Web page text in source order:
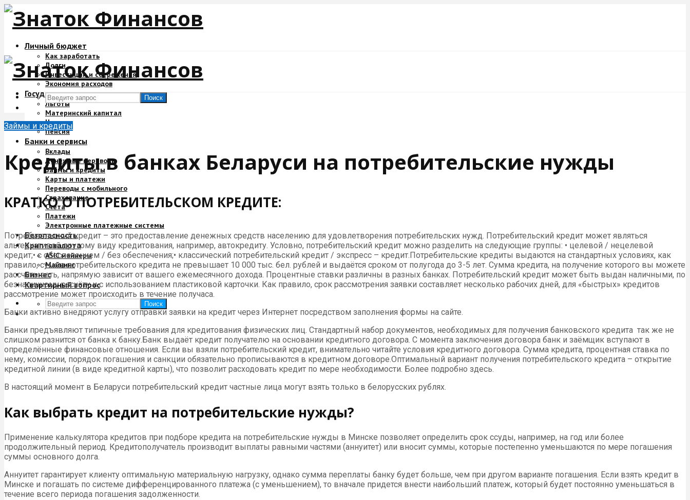
Личный бюджет
Как заработать
Долги
Инвестиции и сбережения
Экономия расходов
Государство и деньги
Льготы
Материнский капитал
Налоги
Пенсия
Банки и сервисы
Вклады
Денежные переводы
Займы и кредиты
Карты и платежи
Переводы с мобильного
Страхование
Счета
Платежи
Электронные платежные системы
Безопасность
Криптовалюта
ASIC майнеры
Майнинг
Бизнес
Квартирный вопрос
Поиск
Поиск
Займы и кредиты
Кредиты в банках Беларуси на потребительские нужды
КРАТКО О ПОТРЕБИТЕЛЬСКОМ КРЕДИТЕ:
Потребительский кредит – это предоставление денежных средств населению для удовлетворения потребительских нужд. Потребительский кредит может являться
альтернативой другому виду кредитования, например, автокредиту. Условно, потребительский кредит можно разделить на следующие группы: • целевой / нецелевой
кредит;• с обеспечением / без обеспечения;• классический потребительский кредит / экспресс – кредит.Потребительские кредиты выдаются на стандартных условиях, как
правило, сумма потребительского кредита не превышает 10 000 тыс. бел. рублей и выдаётся сроком от полугода до 3-5 лет. Сумма кредита, на получение которого вы можете
рассчитывать, напрямую зависит от вашего ежемесячного дохода. Процентные ставки различны в разных банках. Потребительский кредит может быть выдан наличными, по
безналичному расчёту и с использованием пластиковой карточки. Как правило, срок рассмотрения заявки составляет несколько рабочих дней, для «быстрых» кредитов
рассмотрение может происходить в течение получаса.
Банки активно внедряют услугу отправки заявки на кредит через Интернет посредством заполнения формы на сайте.
Банки предъявляют типичные требования для кредитования физических лиц. Стандартный набор документов, необходимых для получения банковского кредита так же не
слишком разнится от банка к банку.Банк выдаёт кредит получателю на основании кредитного договора. С момента заключения договора банк и заёмщик вступают в
определённые финансовые отношения. Если вы взяли потребительский кредит, внимательно читайте условия кредитного договора. Сумма кредита, процентная ставка по
нему, комиссии, порядок погашения и санкции обязательно прописываются в кредитном договоре.Оптимальный вариант получения потребительского кредита – открытие
кредитной линии (в виде кредитной карты), что позволит расходовать кредит по мере необходимости. Более подробно здесь.
В настоящий момент в Беларуси потребительский кредит частные лица могут взять только в белорусских рублях.
Как выбрать кредит на потребительские нужды?
Применение калькулятора кредитов при подборе кредита на потребительские нужды в Минске позволяет определить срок ссуды, например, на год или более
продолжительный период. Кредитополучатель производит выплаты равными частями (аннуитет) или вносит суммы, которые постепенно уменьшаются по мере погашения
суммы основного долга.
Аннуитет гарантирует клиенту оптимальную материальную нагрузку, однако сумма переплаты банку будет больше, чем при другом варианте погашения. Если взять кредит в
Минске и погашать по системе дифференцированного платежа (с уменьшением), то вначале придется внести наибольший платеж, который будет постоянно уменьшаться в
течение всего периода погашения задолженности.